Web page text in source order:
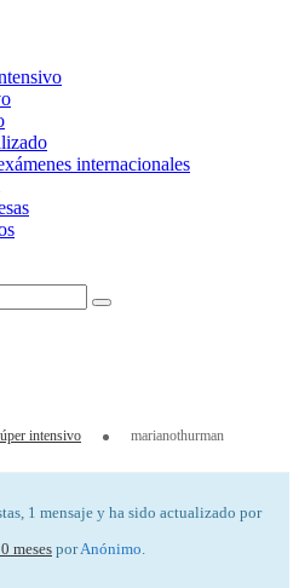
internacionales
intensivo marianothurman
1 mensaje y ha sido actualizado por
mesesporAnónimo